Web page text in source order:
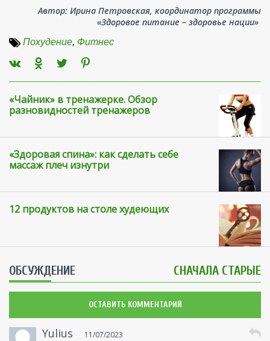
Автор: Ирина Петровская, координатор программы
«Здоровое питание – здоровье нации»
Похудение, Фитнес
«Чайник» в тренажерке. Обзор
разновидностей тренажеров
«Здоровая спина»: как сделать себе
массаж плеч изнутри
12 продуктов на столе худеющих
ОБСУЖДЕНИЕ СНАЧАЛА СТАРЫЕ
ОСТАВИТЬ КОММЕНТАРИЙ
Yulius 11/07/2023